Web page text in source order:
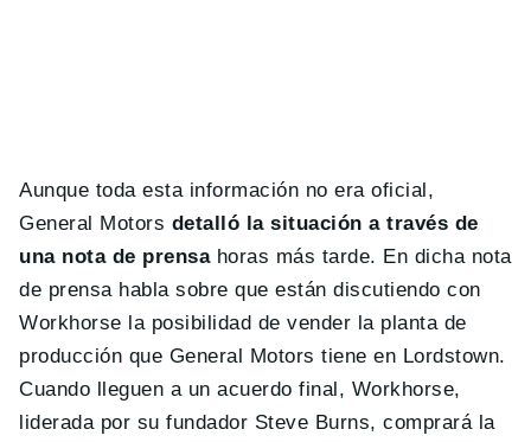
Aunque toda esta información no era oficial,
General Motors detalló la situación a través de
una nota de prensahoras más tarde. En dicha nota
de prensa habla sobre que están discutiendo con
Workhorse la posibilidad de vender la planta de
producción que General Motors tiene en Lordstown.
Cuando lleguen a un acuerdo final, Workhorse,
liderada por su fundador Steve Burns, comprará la